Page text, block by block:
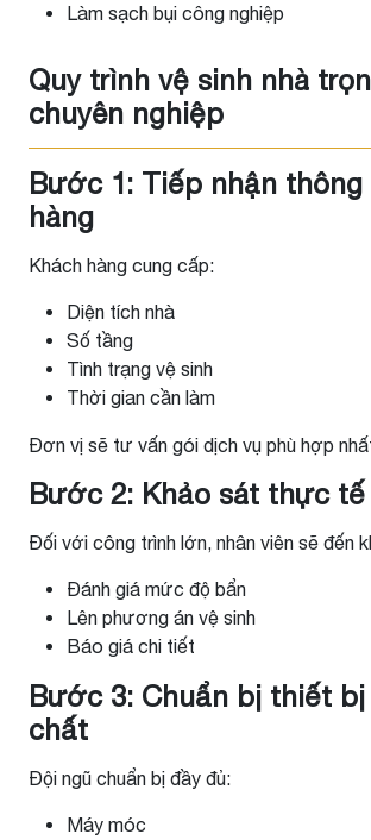
Làm sạch bụi công nghiệp
Quy trình vệ sinh nhà
chuyên nghiệp
Bước 1: Tiếp nhận
hàng
Khách hàng cung cấp:
Diện tích nhà
Số tầng
Tình trạng vệ sinh
Thời gian cần làm
Đơn vị sẽ tư vấn gói dịch vụ phù hợp
Bước 2: Khảo sát thực tế
Đối với công trình lớn, nhân viên sẽ đến
Đánh giá mức độ bẩn
Lên phương án vệ sinh
Báo giá chi tiết
Bước 3: Chuẩn bị thiết bị
chất
Đội ngũ chuẩn bị đầy đủ:
Máy móc